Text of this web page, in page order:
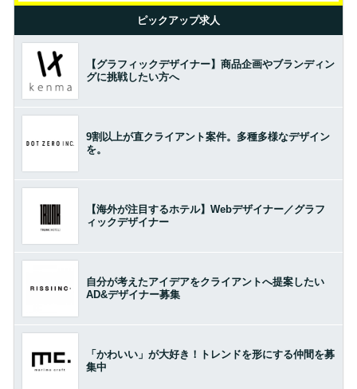
ピックアップ求人
【グラフィックデザイナー】商品企画やブランディン
グに挑戦したい方へ
9割以上が直クライアント案件。多種多様なデザイン
を。
【海外が注目するホテル】Webデザイナー／グラフ
ィックデザイナー
自分が考えたアイデアをクライアントへ提案したい
AD&デザイナー募集
「かわいい」が大好き！トレンドを形にする仲間を募
集中